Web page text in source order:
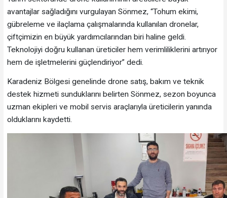
avantajlar sağladığını vurgulayan Sönmez, “Tohum ekimi,
gübreleme ve ilaçlama çalışmalarında kullanılan dronelar,
çiftçimizin en büyük yardımcılarından biri haline geldi.
Teknolojiyi doğru kullanan üreticiler hem verimliliklerini artırıyor
hem de işletmelerini güçlendiriyor” dedi.
Karadeniz Bölgesi genelinde drone satış, bakım ve teknik
destek hizmeti sunduklarını belirten Sönmez, sezon boyunca
uzman ekipleri ve mobil servis araçlarıyla üreticilerin yanında
olduklarını kaydetti.